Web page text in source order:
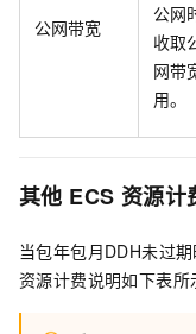
公网带宽
公网
收取
网带
用。
其他 ECS 资源计
当包年包月DDH未过
资源计费说明如下表所